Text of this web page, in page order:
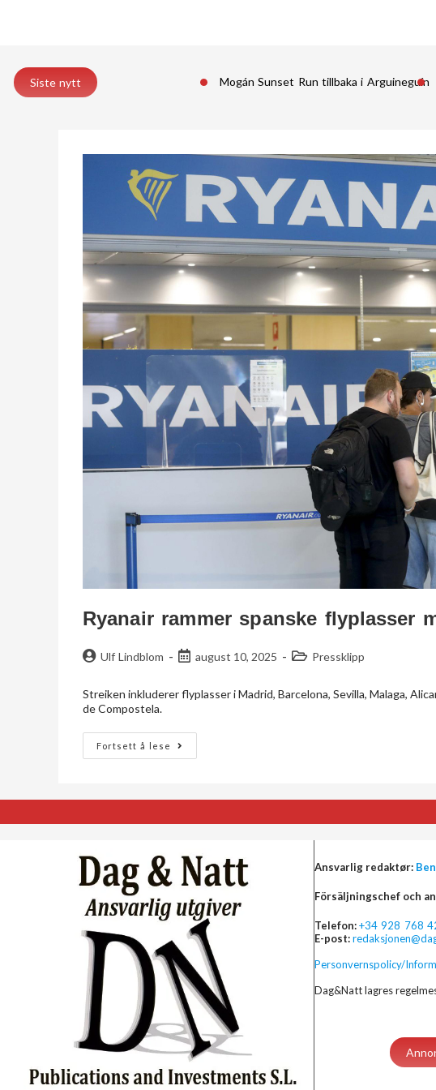
Siste nytt Mogán Sunset Run tillbaka i Arguineguín
Ryanair rammer spanske flyplasser
Ulf Lindblom august 10, 2025 Pressklipp
Streiken inkluderer flyplasser i Madrid, Barcelona, Sevilla, Malaga,
de Compostela.
Fortsett å lese
Ansvarlig redaktør:
Försäljningschef och
Telefon:+34 928 768
E-post:
Personvernspolicy/
Dag&Natt lagres